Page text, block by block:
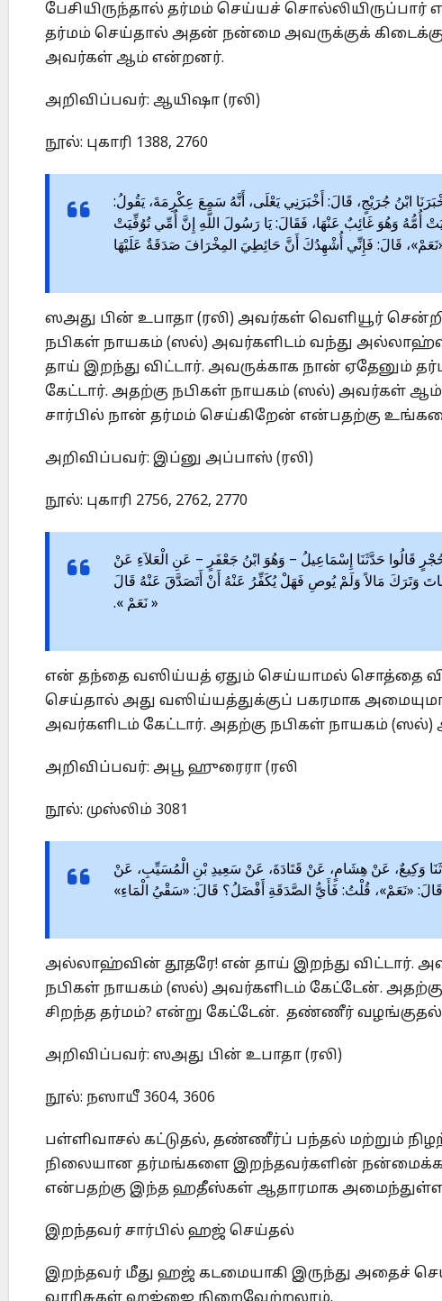
பேசியிருந்தால் தர்மம் செய்யச்
தர்மம் செய்தால் அதன் நன்மை அவருக்குக்
அவர்கள் ஆம் என்றனர்.
அறிவிப்பவர்: ஆயிஷா (ரலி)
நூல்: புகாரி 1388, 2760
يَزِيدَ، أَخْبَرَنَا ابْنُ جُرَيْجٍ، قَالَ: أَخْبَرَنِي يَعْلَى، أَنَّهُ سَمِعَ عِكْرِمَةَ، يَقُولُ:
أُمُّهُ وَهُوَ غَائِبٌ عَنْهَا، فَقَالَ: يَا رَسُولَ اللَّهِ إِنَّ أُمِّي تُوُفِّيَتْ
قَالَ: فَإِنِّي أُشْهِدُكَ أَنَّ حَائِطِيَ المِخْرَافَ صَدَقَةٌ عَلَيْهَا
ஸஅது பின் உபாதா (ரலி) அவர்கள் வெளியூர்
நபிகள் நாயகம் (ஸல்) அவர்களிடம் வந்து
தாய் இறந்து விட்டார். அவருக்காக நான் ஏதேனும்
கேட்டார். அதற்கு நபிகள் நாயகம் (ஸல்) அவர்கள்
சார்பில் நான் தர்மம் செய்கிறேன் என்பதற்கு
அறிவிப்பவர்: இப்னு அப்பாஸ் (ரலி)
நூல்: புகாரி 2756, 2762, 2770
بْنُ حُجْرٍ قَالُوا حَدَّثَنَا إِسْمَاعِيلُ – وَهُوَ ابْنُ جَعْفَرٍ – عَنِ الْعَلاَءِ عَنْ
وَتَرَكَ مَالاً وَلَمْ يُوصِ فَهَلْ يُكَفِّرُ عَنْهُ أَنْ أَتَصَدَّقَ عَنْهُ قَالَ
« نَعَمْ ».
என் தந்தை வஸிய்யத் ஏதும் செய்யாமல் சொத்தை
செய்தால் அது வஸிய்யத்துக்குப் பகரமாக
அவர்களிடம் கேட்டார். அதற்கு நபிகள் நாயகம்
அறிவிப்பவர்: அபூ ஹுரைரா (ரலி
நூல்: முஸ்லிம் 3081
قَالَ: حَدَّثَنَا وَكِيعٌ، عَنْ هِشَامٍ، عَنْ قَتَادَةَ، عَنْ سَعِيدِ بْنِ الْمُسَيِّبِ، عَنْ
«نَعَمْ»، قُلْتُ: فَأَيُّ الصَّدَقَةِ أَفْضَلُ؟ قَالَ: «سَقْيُ الْمَاءِ»
அல்லாஹ்வின் தூதரே! என் தாய் இறந்து விட்டார்.
நபிகள் நாயகம் (ஸல்) அவர்களிடம் கேட்டேன்.
சிறந்த தர்மம்? என்று கேட்டேன். தண்ணீர்
அறிவிப்பவர்: ஸஅது பின் உபாதா (ரலி)
நூல்: நஸாயீ 3604, 3606
பள்ளிவாசல் கட்டுதல், தண்ணீர்ப் பந்தல் மற்றும்
நிலையான தர்மங்களை இறந்தவர்களின்
என்பதற்கு இந்த ஹதீஸ்கள் ஆதாரமாக
இறந்தவர் சார்பில் ஹஜ் செய்தல்
இறந்தவர் மீது ஹஜ் கடமையாகி இருந்து அதைச்